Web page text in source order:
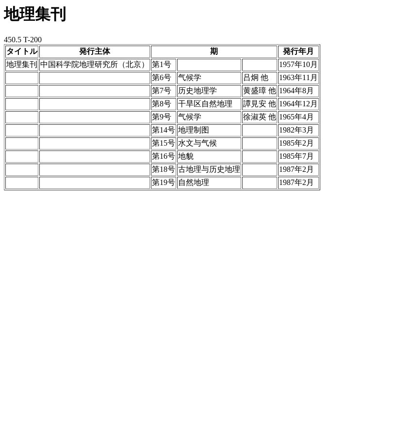
地理集刊
450.5 T-200
タイトル
発行主体 期
発行年月
地理集刊 中国科学院地理研究所（北京） 第1号
1957年10月
第6号
气候学 吕炯 他
1963年11月
第7号
历史地理学 黄盛璋 他 1964年8月
第8号
干旱区自然地理 譚見安 他 1964年12月
第9号
气候学 徐淑英 他 1965年4月
第14号 地理制图
1982年3月
第15号 水文与气候
1985年2月
第16号 地貌
1985年7月
第18号 古地理与历史地理
1987年2月
第19号 自然地理 1987年2月